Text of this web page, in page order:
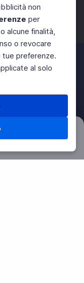
non
per
alcune finalità,
o revocare
preferenze.
al solo
Menu
Azzera
Instagram